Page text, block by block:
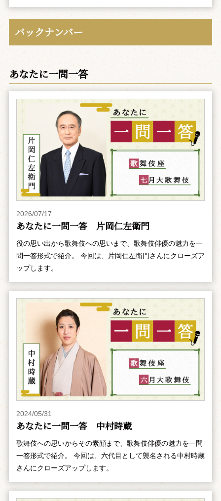
バックナンバー
あなたに一問一答
2026/07/17
あなたに一問一答 片岡仁左衛門
役の思い出から歌舞伎への思いまで、歌舞伎俳優の魅力を一
問一答形式で紹介。 今回は、片岡仁左衛門さんにクローズア
ップします。
2024/05/31
あなたに一問一答 中村時蔵
歌舞伎への思いからその素顔まで、歌舞伎俳優の魅力を一問
一答形式で紹介。 今回は、六代目として襲名される中村時蔵
さんにクローズアップします。